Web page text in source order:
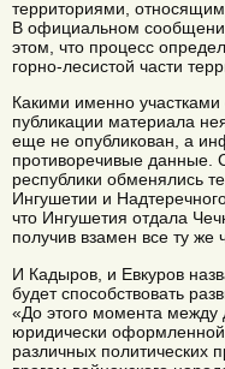
территориями,
В официальном
этом, что процесс
горно-лесистой части
Какими именно
публикации материала
еще не опубликован, а
противоречивые данные.
республики обменялись
Ингушетии и
что Ингушетия отдала
получив взамен все ту же
И Кадыров, и Евкуров
будет способствовать
«До этого момента между
юридически
различных политических